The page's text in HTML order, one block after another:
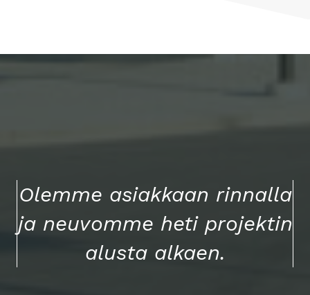
Olemme asiakkaan rinnalla
ja neuvomme heti projektin
alusta alkaen.